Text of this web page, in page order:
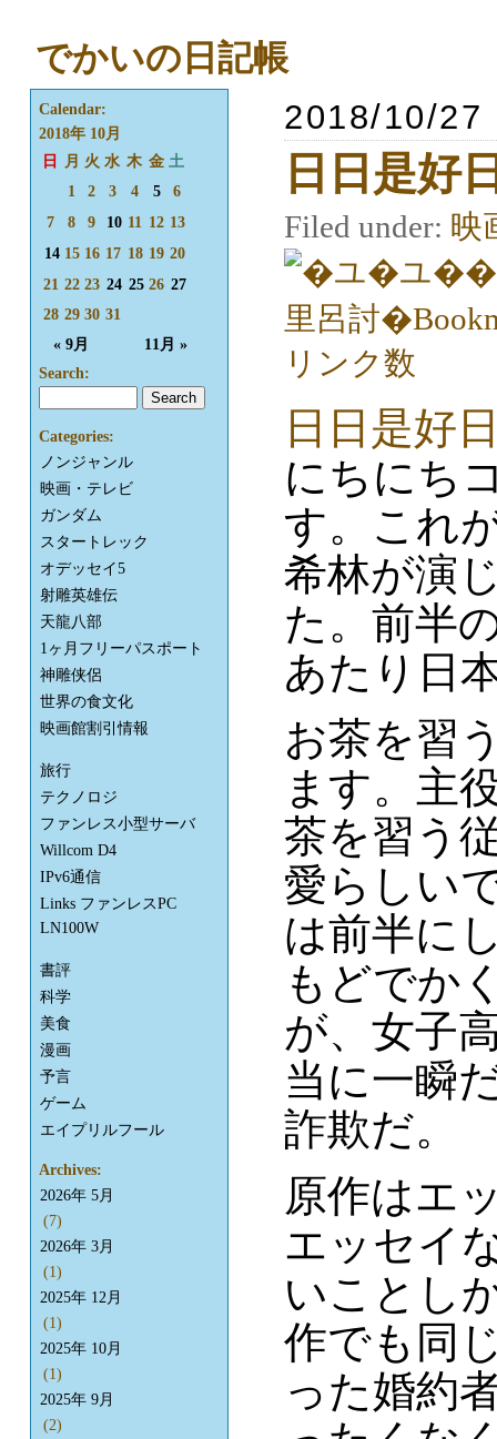
でかいの日記帳
2018/10/27
日日是好
Filed under: 映
日日是好
にちにち
す。これ
希林が演
た。前半
あたり日
お茶を習
ます。主
茶を習う
愛らしい
は前半に
もどでか
が、女子
当に一瞬
詐欺だ。
原作はエ
エッセイ
いことし
作でも同
った婚約
Calendar:
2018年 10月
日
月 火 水 木 金 土
« 9月 11月 »
1 2 3 4 5
6
7
8 9 10 11 12 13
14 15 16 17 18 19 20
21 22 23 24 25 26 27
28 29 30 31
Search:
Categories:
ノンジャンル
映画・テレビ
ガンダム
スタートレック
オデッセイ5
射雕英雄伝
天龍八部
1ヶ月フリーパスポート
神雕侠侶
世界の食文化
映画館割引情報
旅行
テクノロジ
ファンレス小型サーバ
Willcom D4
IPv6通信
Links ファンレスPC
LN100W
書評
科学
美食
漫画
予言
ゲーム
エイプリルフール
Archives:
2026年 5月
(7)
2026年 3月
(1)
2025年 12月
(1)
2025年 10月
(1)
2025年 9月
(2)